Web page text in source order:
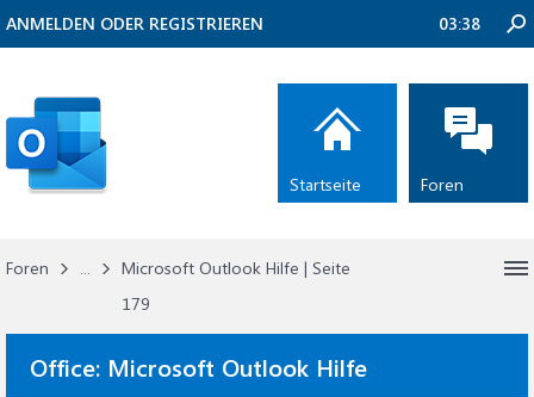
Foren ...
Microsoft Outlook Hilfe | Seite
179
Office: Microsoft Outlook Hilfe
ANMELDEN ODER REGISTRIEREN 03:38
Startseite Foren